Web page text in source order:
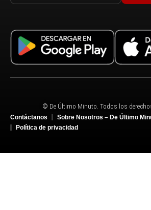
© De Último Minuto. Todos los
Contáctanos
Sobre Nosotros – De Último
Política de privacidad